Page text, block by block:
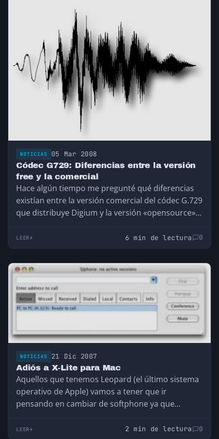
NOTICIAS 05 Mar 2008
Códec G729: Diferencias entre la versión
free y la comercial
Hace algún tiempo me pregunté qué diferencias
existían entre la versión comercial del códec G.729
que distribuye Digium y la versión «opensource»…
LEER 6 min de lectura 0
NOTICIAS 21 Dic 2007
Adiós a X-Lite para Mac
Aquellos que tenemos Leopard (el último sistema
operativo de Apple) vamos a tener que ir
pensando en cambiar de softphone ya que…
LEER 2 min de lectura 0